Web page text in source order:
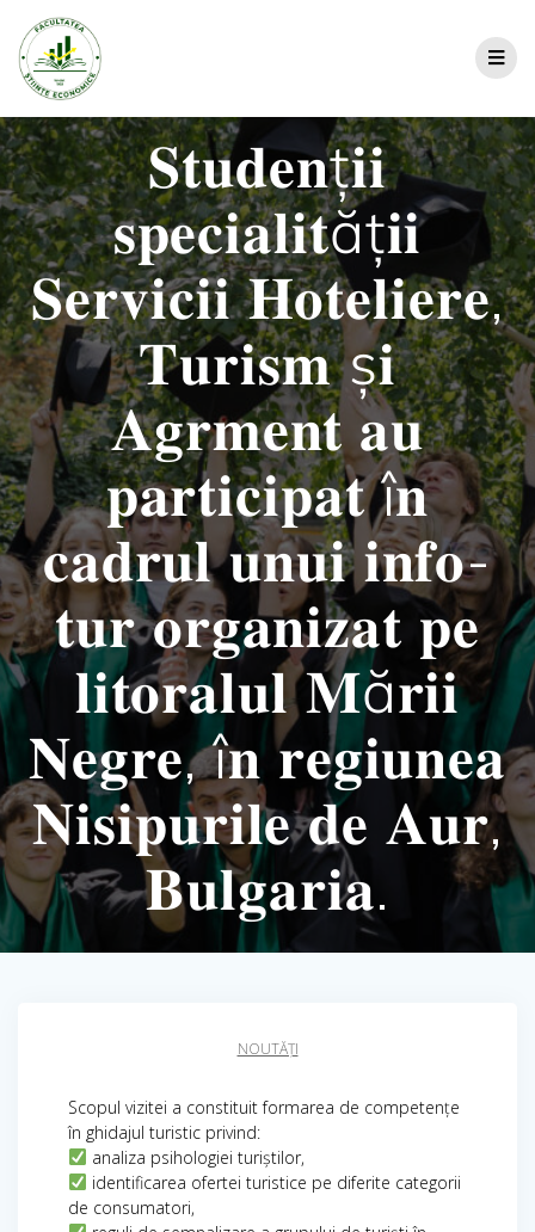
𝐒𝐭𝐮𝐝𝐞𝐧ț𝐢𝐢
𝐬𝐩𝐞𝐜𝐢𝐚𝐥𝐢𝐭ăț𝐢𝐢
𝐒𝐞𝐫𝐯𝐢𝐜𝐢𝐢 𝐇𝐨𝐭𝐞𝐥𝐢𝐞𝐫𝐞,
𝐓𝐮𝐫𝐢𝐬𝐦 ș𝐢
𝐀𝐠𝐫𝐦𝐞𝐧𝐭 𝐚𝐮
𝐩𝐚𝐫𝐭𝐢𝐜𝐢𝐩𝐚𝐭 î𝐧
𝐜𝐚𝐝𝐫𝐮𝐥 𝐮𝐧𝐮𝐢 𝐢𝐧𝐟𝐨-
𝐭𝐮𝐫 𝐨𝐫𝐠𝐚𝐧𝐢𝐳𝐚𝐭 𝐩𝐞
𝐥𝐢𝐭𝐨𝐫𝐚𝐥𝐮𝐥 𝐌ă𝐫𝐢𝐢
𝐍𝐞𝐠𝐫𝐞, î𝐧 𝐫𝐞𝐠𝐢𝐮𝐧𝐞𝐚
𝐍𝐢𝐬𝐢𝐩𝐮𝐫𝐢𝐥𝐞 𝐝𝐞 𝐀𝐮𝐫,
𝐁𝐮𝐥𝐠𝐚𝐫𝐢𝐚.
NOUTĂȚI
Scopul vizitei a constituit formarea de competențe
în ghidajul turistic privind:
analiza psihologiei turiștilor,
identificarea ofertei turistice pe diferite categorii
de consumatori,